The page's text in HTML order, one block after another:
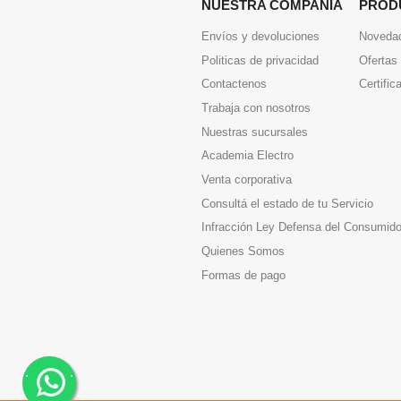
NUESTRA COMPAÑIA
Envíos y devoluciones
Politicas de privacidad
Contactenos
Trabaja con nosotros
Nuestras sucursales
Academia Electro
Venta corporativa
Consultá el estado de tu Servicio
Infracción Ley Defensa del
Quienes Somos
Formas de pago
Ofertas
. .